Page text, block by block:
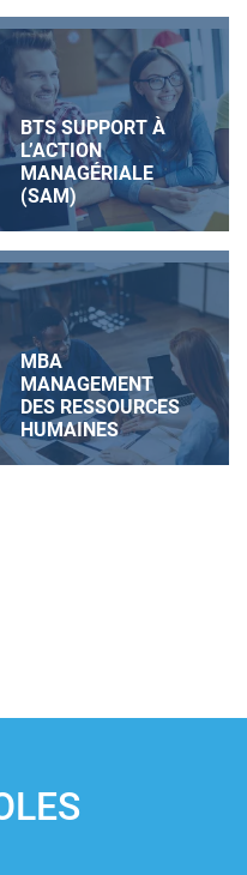
BTS SUPPORT À
L’ACTION
MANAGÉRIALE
(SAM)
MBA
MANAGEMENT
DES RESSOURCES
HUMAINES